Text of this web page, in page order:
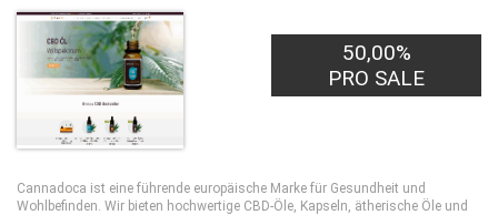
50,00%
PRO SALE
Cannadoca ist eine führende europäische Marke für Gesundheit und
Wohlbefinden. Wir bieten hochwertige CBD-Öle, Kapseln, ätherische Öle und